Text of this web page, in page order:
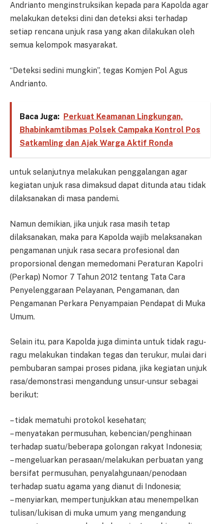
Andrianto menginstruksikan kepada para Kapolda agar
melakukan deteksi dini dan deteksi aksi terhadap
setiap rencana unjuk rasa yang akan dilakukan oleh
semua kelompok masyarakat.
“Deteksi sedini mungkin”, tegas Komjen Pol Agus
Andrianto.
Baca Juga: Perkuat Keamanan Lingkungan,
Bhabinkamtibmas Polsek Campaka Kontrol Pos
Satkamling dan Ajak Warga Aktif Ronda
untuk selanjutnya melakukan penggalangan agar
kegiatan unjuk rasa dimaksud dapat ditunda atau tidak
dilaksanakan di masa pandemi.
Namun demikian, jika unjuk rasa masih tetap
dilaksanakan, maka para Kapolda wajib melaksanakan
pengamanan unjuk rasa secara profesional dan
proporsional dengan memedomani Peraturan Kapolri
(Perkap) Nomor 7 Tahun 2012 tentang Tata Cara
Penyelenggaraan Pelayanan, Pengamanan, dan
Pengamanan Perkara Penyampaian Pendapat di Muka
Umum.
Selain itu, para Kapolda juga diminta untuk tidak ragu-
ragu melakukan tindakan tegas dan terukur, mulai dari
pembubaran sampai proses pidana, jika kegiatan unjuk
rasa/demonstrasi mengandung unsur-unsur sebagai
berikut:
– tidak mematuhi protokol kesehatan;
– menyatakan permusuhan, kebencian/penghinaan
terhadap suatu/beberapa golongan rakyat Indonesia;
– mengeluarkan perasaan/melakukan perbuatan yang
bersifat permusuhan, penyalahgunaan/penodaan
terhadap suatu agama yang dianut di Indonesia;
– menyiarkan, mempertunjukkan atau menempelkan
tulisan/lukisan di muka umum yang mengandung